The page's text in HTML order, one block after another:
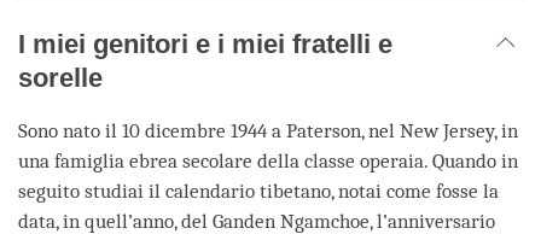
I miei genitori e i miei fratelli e
sorelle
Sono nato il 10 dicembre 1944 a Paterson, nel New Jersey, in
una famiglia ebrea secolare della classe operaia. Quando in
seguito studiai il calendario tibetano, notai come fosse la
data, in quell’anno, del Ganden Ngamchoe, l’anniversario